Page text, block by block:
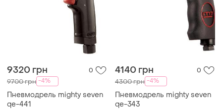
9320 грн 0
9700 грн -4%
Пневмодрель mighty seven
qe-441
4140 грн 0
4300 грн -4%
Пневмодрель mighty seven
qe-343